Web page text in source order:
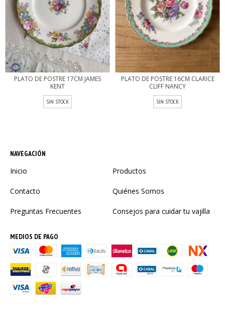
PLATO DE POSTRE 17CM JAMES
KENT
SIN STOCK
PLATO DE POSTRE 16CM CLARICE
CLIFF NANCY
SIN STOCK
NAVEGACIÓN
Inicio Productos
Contacto Quiénes Somos
Preguntas Frecuentes Consejos para cuidar tu vajilla
MEDIOS DE PAGO